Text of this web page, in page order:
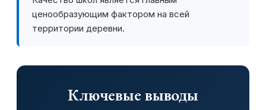
ценообразующим фактором на всей
территории деревни.
Ключевые выводы